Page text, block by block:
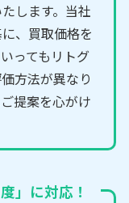
します。当社
、買取価格を
ってもリトグ
方法が異なり
提案を心がけ
」に対応！